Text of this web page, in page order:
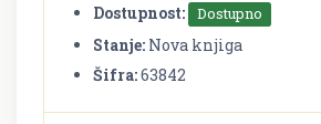
Dostupnost:
Dostupno
Stanje: Nova knjiga
Šifra:63842